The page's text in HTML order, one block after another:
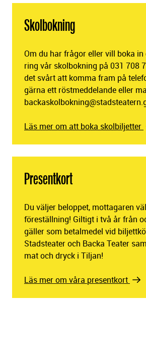
Skolbokning
Om du har frågor eller vill boka in
ring vår skolbokning på 031 708
det svårt att komma fram på
gärna ett röstmeddelande eller
Läs mer om att boka skolbiljetter
Presentkort
Du väljer beloppet, mottagaren
föreställning! Giltigt i två år från
gäller som betalmedel vid
Stadsteater och Backa Teater
mat och dryck i Tiljan!
Läs mer om våra presentkort